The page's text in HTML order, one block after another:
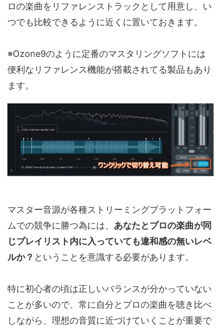
ロの楽曲をリファレンストラックとして用意し、い
つでも比較できるように近くに置いておきます。
※Ozone9のように定番のマスタリングソフトには
便利なリファレンス機能が搭載されてる製品もあり
ます。
マスター音源が各種ストリーミングプラットフォー
ムでの競争に勝つ為には、 あなたとプロの楽曲が同
じプレイリスト内に入っていても違和感の無いレベ
ルか？ ということを意識する必要があります。
特に初心者の頃は正しいバランスが分かっていない
ことが多いので、常に自分とプロの楽曲を聴き比べ
しながら、理想の音質に近づけていくことが重要で